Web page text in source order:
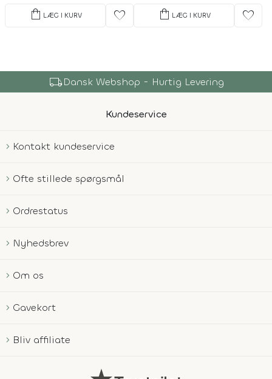
shopping_bag LÆG I KURV favorite shopping_bag LÆG I KURV favorite
local_shippingDansk Webshop - Hurtig Levering
Kundeservice
Kontakt kundeservice
Ofte stillede spørgsmål
Ordrestatus
Nyhedsbrev
Om os
Gavekort
Bliv affiliate